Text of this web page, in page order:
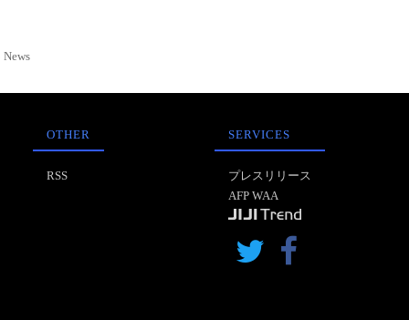
OTHER
RSS
SERVICES
プレスリリース
AFP WAA